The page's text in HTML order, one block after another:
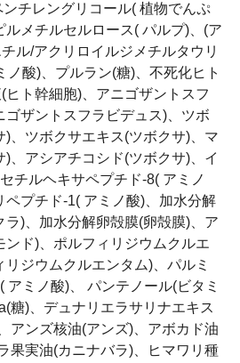
チレングリコール( 植物でんぷ
ルメチルセルロース( パルプ)、(ア
ル/アクリロイルジメチルタウリ
ノ酸)、プルラン(糖)、不死化ヒト
ト幹細胞)、アニゴザントスフ
ゴザントスフラビデュス)、ツボ
)、ツボクサエキス(ツボクサ)、マ
、アシアチコシド(ツボクサ)、イ
チルヘキサペプチド-8( アミノ
ペプチド-1( アミノ酸)、加水分解
ラ)、加水分解卵殻膜(卵殻膜)、ア
ンド)、ポルフィリジウムクルエ
ジウムクルエンタム)、パルミ
アミノ酸)、 パンテノール(ビタミ
糖)、デュナリエラサリナエキス
アンズ核油(アンズ)、アボカド油
果実油(カニナバラ)、ヒマワリ種